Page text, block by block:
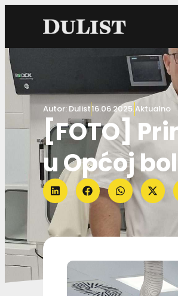
Autor: Dulist16.06.2025.Aktualno
[FOTO]
u Općoj